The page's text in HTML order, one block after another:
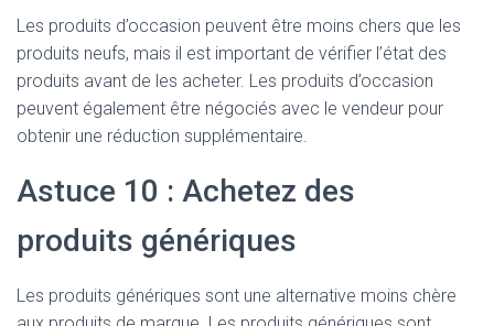
Les produits d’occasion peuvent être moins chers que les
produits neufs, mais il est important de vérifier l’état des
produits avant de les acheter. Les produits d’occasion
peuvent également être négociés avec le vendeur pour
obtenir une réduction supplémentaire.
Astuce 10 : Achetez des
produits génériques
Les produits génériques sont une alternative moins chère